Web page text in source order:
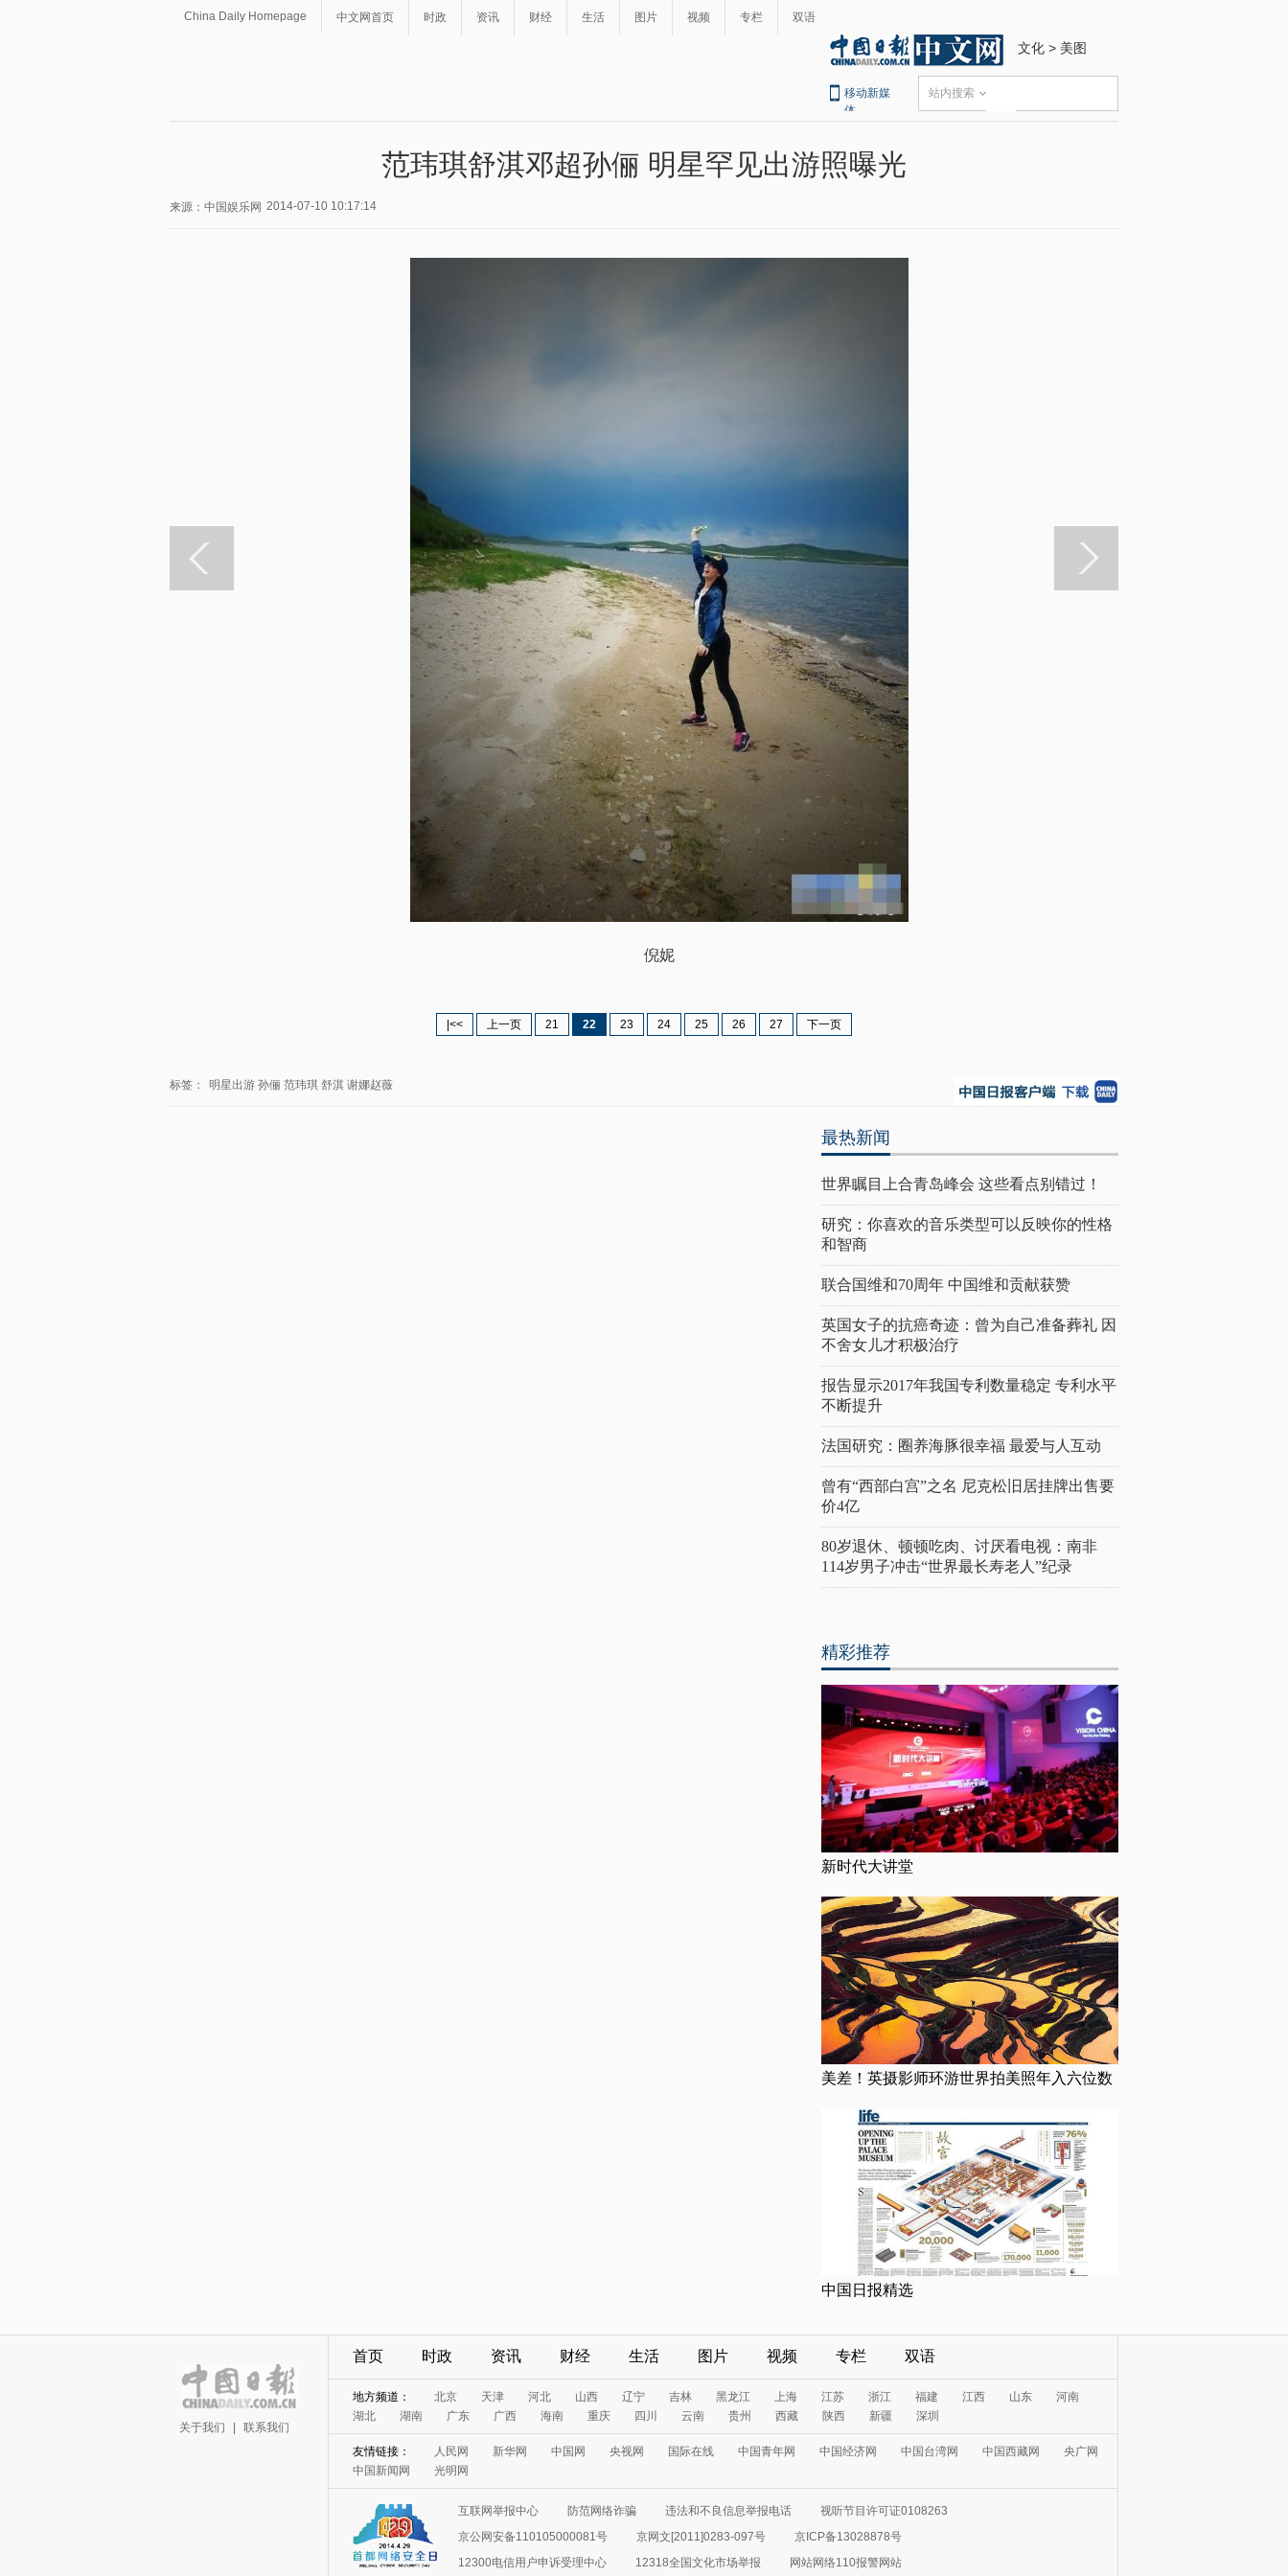
China Daily Homepage 中文网首页 时政 资讯 财经 生活 图片 视频 专栏 双语
文化 > 美图
移动新媒
体
站内搜索
范玮琪舒淇邓超孙俪 明星罕见出游照曝光
来源：中国娱乐网 2014-07-10 10:17:14
倪妮
|<< 上一页 21 22 23 24 25 26 27 下一页
标签： 明星出游 孙俪 范玮琪 舒淇 谢娜赵薇
最热新闻
世界瞩目上合青岛峰会 这些看点别错过！
研究：你喜欢的音乐类型可以反映你的性格
和智商
联合国维和70周年 中国维和贡献获赞
英国女子的抗癌奇迹：曾为自己准备葬礼 因
不舍女儿才积极治疗
报告显示2017年我国专利数量稳定 专利水平
不断提升
法国研究：圈养海豚很幸福 最爱与人互动
曾有“西部白宫”之名 尼克松旧居挂牌出售要
价4亿
80岁退休、顿顿吃肉、讨厌看电视：南非
114岁男子冲击“世界最长寿老人”纪录
精彩推荐
新时代大讲堂
美差！英摄影师环游世界拍美照年入六位数
中国日报精选
关于我们 联系我们
首页 时政 资讯 财经 生活 图片 视频 专栏 双语
地方频道： 北京 天津 河北 山西 辽宁 吉林 黑龙江 上海 江苏 浙江 福建 江西 山东
河南
湖北
湖南 广东 广西 海南 重庆 四川 云南 贵州 西藏 陕西 新疆 深圳
友情链接： 人民网 新华网 中国网 央视网 国际在线 中国青年网 中国经济网 中国台湾网 中国西藏网
央广网
中国新闻网
光明网
互联网举报中心 防范网络诈骗 违法和不良信息举报电话
视听节目许可证0108263
京公网安备110105000081号
京网文[2011]0283-097号
京ICP备13028878号
12300电信用户申诉受理中心
12318全国文化市场举报 网站网络110报警网站